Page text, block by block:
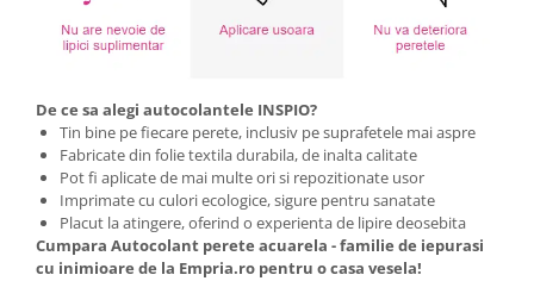
De ce sa alegi autocolantele INSPIO?
Tin bine pe fiecare perete, inclusiv pe suprafetele mai aspre
Fabricate din folie textila durabila, de inalta calitate
Pot fi aplicate de mai multe ori si repozitionate usor
Imprimate cu culori ecologice, sigure pentru sanatate
Placut la atingere, oferind o experienta de lipire deosebita
Cumpara Autocolant perete acuarela - familie de iepurasi
cu inimioare de la Empria.ro pentru o casa vesela!